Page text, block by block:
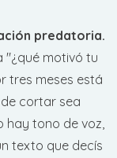
predatoria.
"¿qué motivó tu
tres meses está
cortar sea
hay tono de voz,
texto que decís